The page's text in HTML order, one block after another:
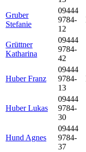
Gruber
Stefanie
09444
9784-
12
Grüttner
Katharina
09444
9784-
42
Huber Franz
09444
9784-
13
Huber Lukas
09444
9784-
30
Hund Agnes
09444
9784-
37